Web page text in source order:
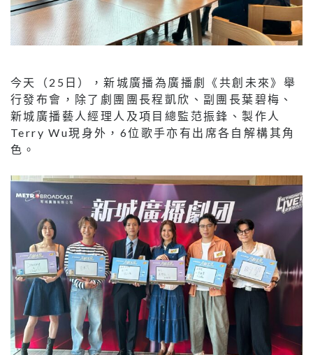
今天（25日），新城廣播為廣播劇《共創未來》舉
行發布會，除了劇團團長程凱欣、副團長葉碧梅、
新城廣播藝人經理人及項目總監范振鋒、製作人
Terry Wu現身外，6位歌手亦有出席各自解構其角
色。